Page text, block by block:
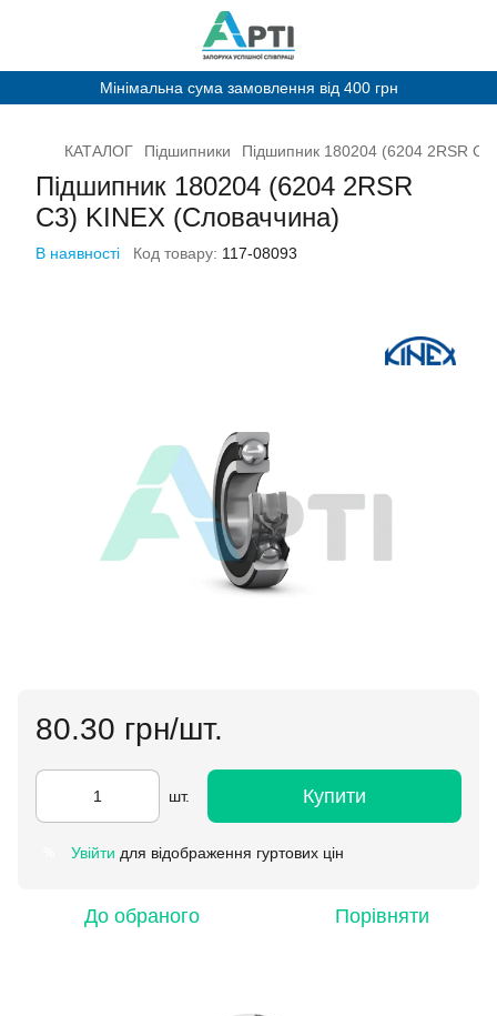
Мінімальна сума замовлення від 400 грн
КАТАЛОГ Підшипники Підшипник 180204 (6204 2RSR
Підшипник 180204 (6204 2RSR
C3) KINEX (Словаччина)
В наявності Код товару: 117-08093
80.30 грн/шт.
шт. Купити
Увійти для відображення гуртових цін
До обраного Порівняти